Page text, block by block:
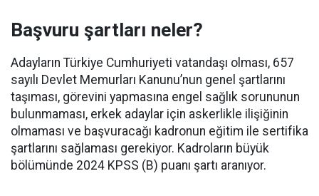
Başvuru şartları neler?
Adayların Türkiye Cumhuriyeti vatandaşı olması, 657
sayılı Devlet Memurları Kanunu’nun genel şartlarını
taşıması, görevini yapmasına engel sağlık sorununun
bulunmaması, erkek adaylar için askerlikle ilişiğinin
olmaması ve başvuracağı kadronun eğitim ile sertifika
şartlarını sağlaması gerekiyor. Kadroların büyük
bölümünde 2024 KPSS (B) puanı şartı aranıyor.